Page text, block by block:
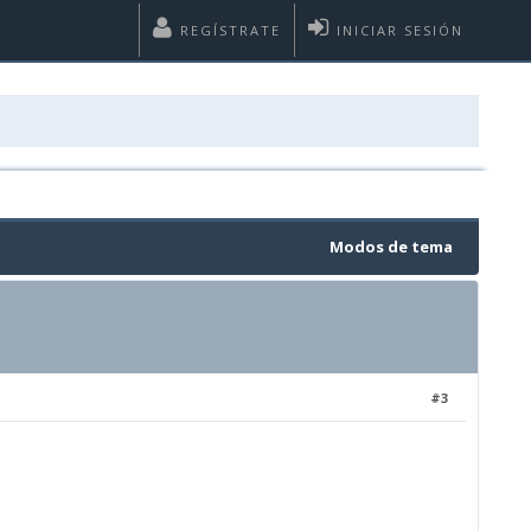
INICIAR SESIÓN
REGÍSTRATE
Modos de tema
#3